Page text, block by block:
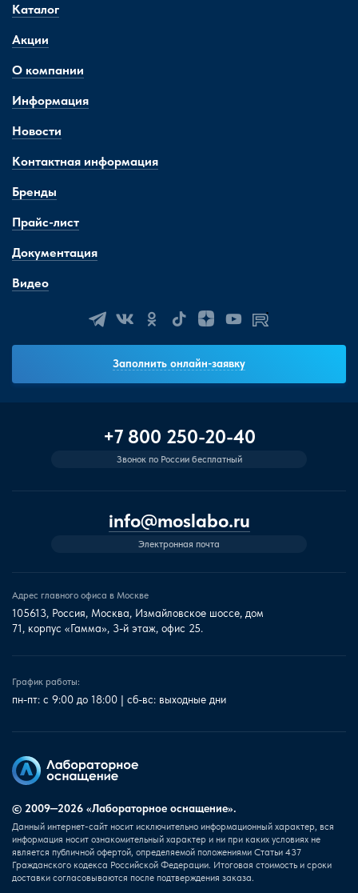
Каталог
Акции
О компании
Информация
Новости
Контактная информация
Бренды
Прайс-лист
Документация
Видео
Заполнить онлайн-заявку
+7 800 250-20-40
Звонок по России бесплатный
info@moslabo.ru
Электронная почта
Адрес главного офиса в Москве
105613, Россия, Москва, Измайловское шоссе, дом
71, корпус «Гамма», 3-й этаж, офис 25.
График работы:
пн-пт: с 9:00 до 18:00 | сб-вс: выходные дни
© 2009—2026 «Лабораторное оснащение».
Данный интернет-сайт носит исключительно информационный характер, вся
информация носит ознакомительный характер и ни при каких условиях не
является публичной офертой, определяемой положениями Статьи 437
Гражданского кодекса Российской Федерации. Итоговая стоимость и сроки
доставки согласовываются после подтверждения заказа.